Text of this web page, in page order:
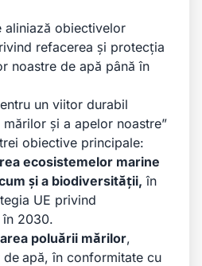
aliniază obiectivelor
refacerea și protecția
noastre de apă până în
un viitor durabil
mărilor și a apelor noastre”
obiective principale:
ecosistemelor marine
și a biodiversității, în
UE privind
în 2030.
poluării mărilor,
de apă, în conformitate cu